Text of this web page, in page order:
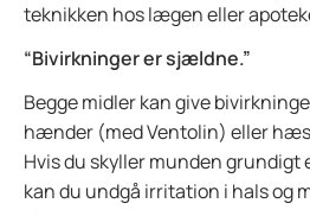
teknikken hos lægen eller
“Bivirkninger er sjældne.”
Begge midler kan give
hænder (med Ventolin) eller
Hvis du skyller munden grundigt
kan du undgå irritation i hals og